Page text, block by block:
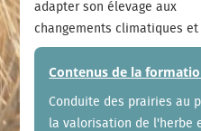
adapter son élevage aux
changements climatiques
Contenus de la
Conduite des prairies au
la valorisation de l'herbe